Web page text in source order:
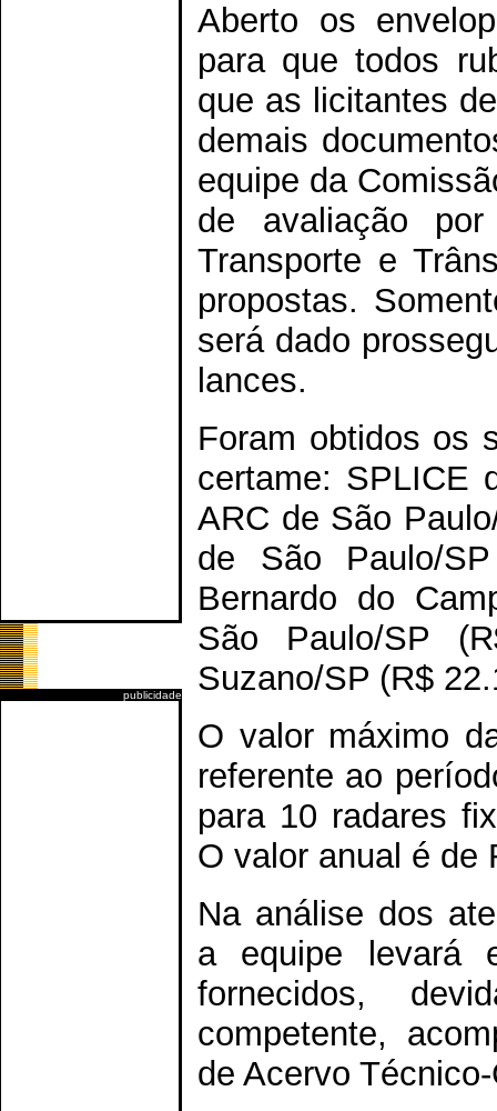
publicidade
Aberto os
para que todos
que as licitantes
demais
equipe da
de avaliação
Transporte e
propostas.
será dado
lances.
Foram obtidos os
certame: SPLICE
ARC de São
de São Paulo/
Bernardo do
São Paulo/SP
Suzano/SP (R$
O valor máximo
referente ao
para 10 radares
O valor anual é de
Na análise dos
a equipe levará
fornecidos,
competente,
de Acervo Técnico-